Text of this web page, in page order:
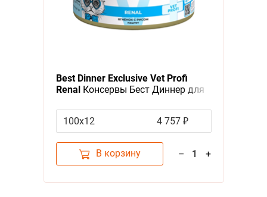
Best Dinner Exclusive Vet Profi
Renal Консервы Бест Диннер для
упаковку)
100х12 4 757 ₽
В корзину – 1 +